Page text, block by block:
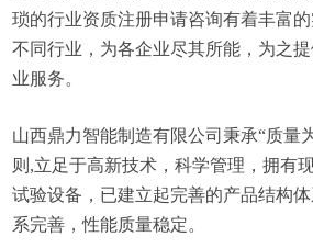
琐的行业资质注册申请咨询有着丰富
不同行业，为各企业尽其所能，为之
业服务。
山西鼎力智能制造有限公司秉承“质量
则,立足于高新技术，科学管理，拥有
试验设备，已建立起完善的产品结构
系完善，性能质量稳定。